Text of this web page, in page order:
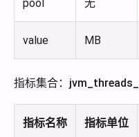
pool 无
value MB
指标集合：
指标名称 指标单位